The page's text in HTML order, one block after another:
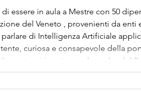
essere in aula a Mestre con 50
del Veneto , provenienti da enti
di Intelligenza Artificiale
curiosa e consapevole della
si inserisce nel quadro del
promossa da INPS , che negli